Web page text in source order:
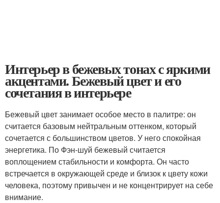
Интерьер в бежевых тонах с яркими
акцентами. Бежевый цвет и его
сочетания в интерьере
Бежевый цвет занимает особое место в палитре: он
считается базовым нейтральным оттенком, который
сочетается с большинством цветов. У него спокойная
энергетика. По Фэн-шуй бежевый считается
воплощением стабильности и комфорта. Он часто
встречается в окружающей среде и близок к цвету кожи
человека, поэтому привычен и не концентрирует на себе
внимание.